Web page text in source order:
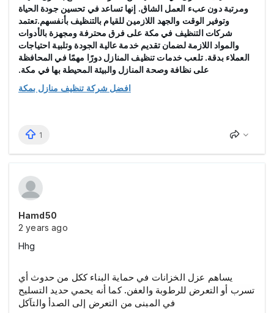
ومرتبة دون عبء العمل الشاق. إنها تساعد في تحسين جودة الحياة
وتوفير الوقت والجهد اللازمين للقيام بالتنظيف بأنفسهم.تعتمد
شركات التنظيف في مكة على فرق محترفة ومجهزة بالأدوات
والمواد اللازمة لضمان تقديم خدمة عالية الجودة وتلبية احتياجات
العملاء بدقة. تلعب خدمات تنظيف المنازل دورًا مهمًا في المحافظة
على نظافة وصحة المنازل والبيئة المحيطة بها في مكة.
افضل شركة تنظيف منازل بمكة
1
Hamd50
2 years ago
Hhg
يساهم عزل الخزانات في حماية البناء ككل من حدوث أي
تسرب أو التعرض للرطوبة والعفن. كما أنه يحمي حديد التسليح
في المبنى من التعرض إلى الصدأ والتآكل